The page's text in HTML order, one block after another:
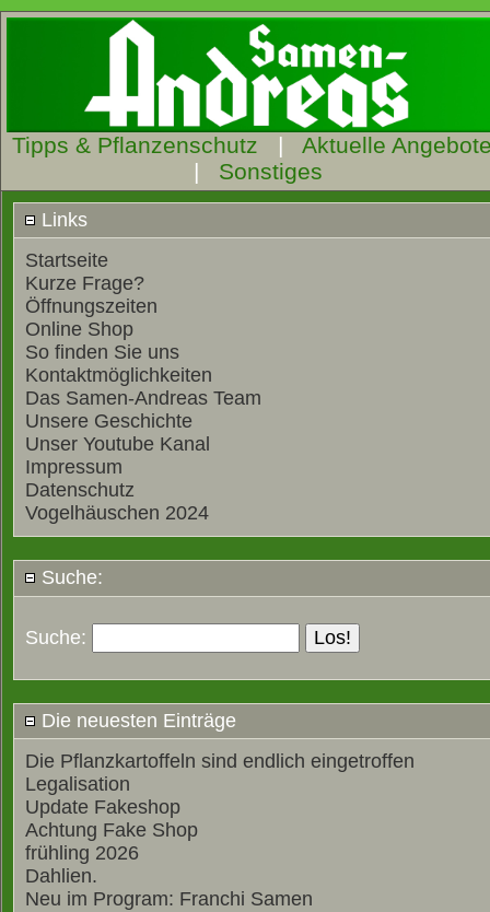
Tipps & Pflanzenschutz | Aktuelle
| Sonstiges
Links
Startseite
Kurze Frage?
Öffnungszeiten
Online Shop
So finden Sie uns
Kontaktmöglichkeiten
Das Samen-Andreas Team
Unsere Geschichte
Unser Youtube Kanal
Impressum
Datenschutz
Vogelhäuschen 2024
Suche:
Suche:
Die neuesten Einträge
Die Pflanzkartoffeln sind endlich eingetroffen
Legalisation
Update Fakeshop
Achtung Fake Shop
frühling 2026
Dahlien.
Neu im Program: Franchi Samen